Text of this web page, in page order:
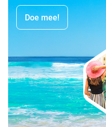
Doe mee!